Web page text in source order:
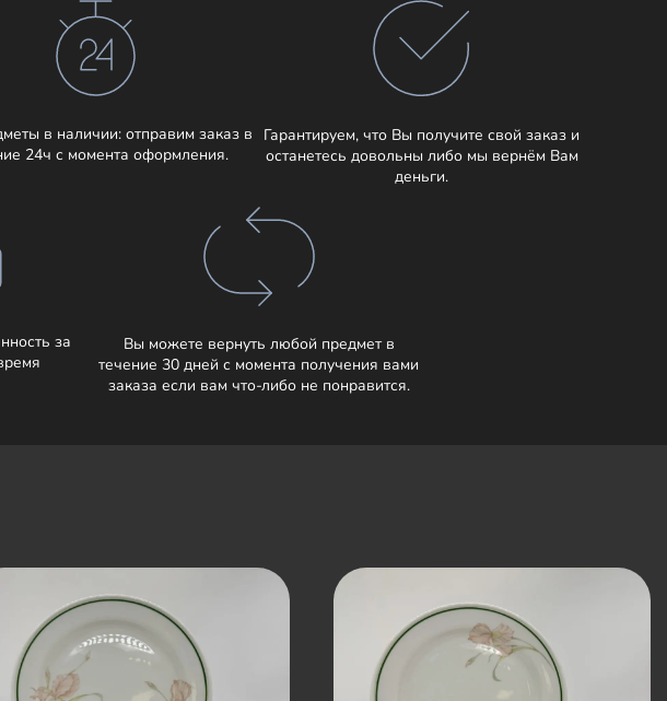
в наличии: отправим заказ в
24ч с момента оформления.
Гарантируем, что Вы получите свой заказ и
останетесь довольны либо мы вернём Вам
деньги.
за
Вы можете вернуть любой предмет в
течение 30 дней с момента получения вами
заказа если вам что-либо не понравится.